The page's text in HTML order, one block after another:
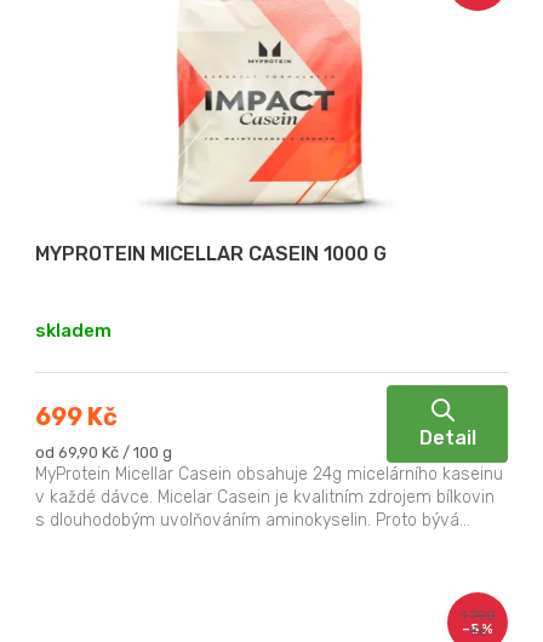
MYPROTEIN MICELLAR CASEIN 1000 G
skladem
699 Kč
Měrná
cena:
od 69,90 Kč / 100 g
Detail
MyProtein Micellar Casein obsahuje 24g micelárního kaseinu
v každé dávce. Micelar Casein je kvalitním zdrojem bílkovin
s dlouhodobým uvolňováním aminokyselin. Proto bývá...
1 790
Kč
–5 %